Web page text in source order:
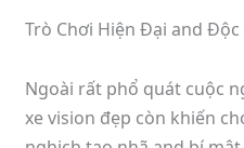
Trò Chơi Hiện Đại and
Ngoài rất phổ quát cuộc
xe vision đẹp còn khiến